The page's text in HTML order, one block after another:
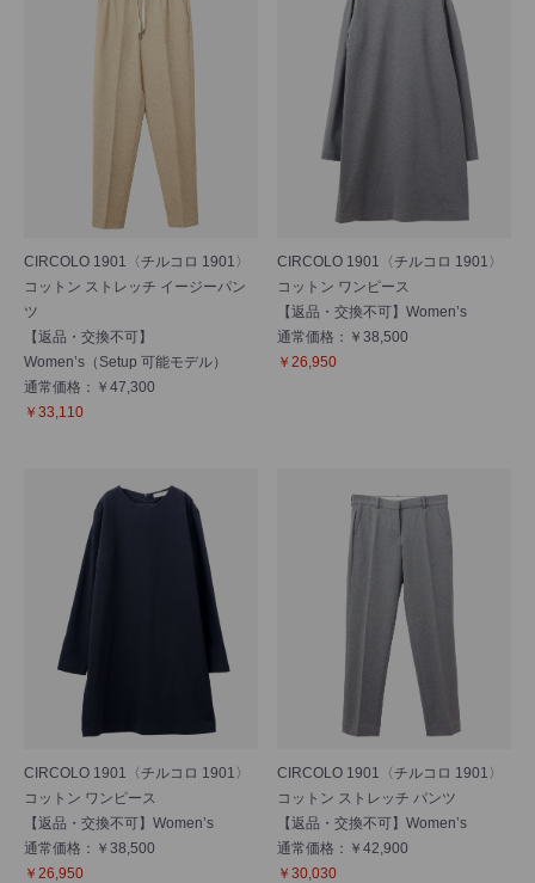
CIRCOLO 1901〈チルコロ 1901〉
コットン ストレッチ イージーパン
ツ
【返品・交換不可】
Women’s（Setup 可能モデル）
通常価格：￥47,300
￥33,110
CIRCOLO 1901〈チルコロ 1901〉
コットン ワンピース
【返品・交換不可】Women’s
通常価格：￥38,500
￥26,950
CIRCOLO 1901〈チルコロ 1901〉
コットン ワンピース
【返品・交換不可】Women’s
通常価格：￥38,500
￥26,950
CIRCOLO 1901〈チルコロ 1901〉
コットン ストレッチ パンツ
【返品・交換不可】Women’s
通常価格：￥42,900
￥30,030